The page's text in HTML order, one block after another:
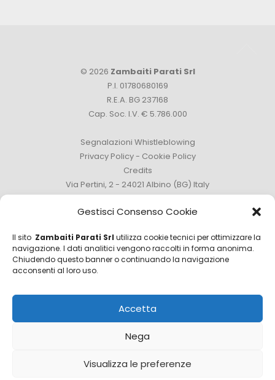
Gestisci Consenso Cookie
Il sito Zambaiti Parati Srl utilizza cookie tecnici per ottimizzare la
navigazione. I dati analitici vengono raccolti in forma anonima.
Chiudendo questo banner o continuando la navigazione
acconsenti al loro uso.
Accetta
Nega
Visualizza le preferenze
© 2026 Zambaiti Parati Srl
P.I. 01780680169
R.E.A. BG 237168
Cap. Soc. I.V. € 5.786.000
Segnalazioni Whistleblowing
Privacy Policy- Cookie Policy
Credits
Via Pertini, 2 - 24021 Albino (BG) Italy
Tel. +39 035 759111 -info@zambaitiparati.com
Ufficio Acquisti
purchase@zambaitiparati.com
info@zambaitiparati.com